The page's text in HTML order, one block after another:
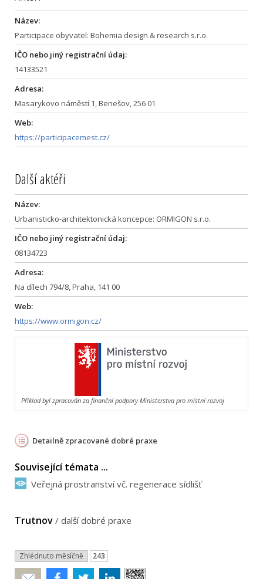
Název:
Participace obyvatel: Bohemia design & research s.r.o.
IČO nebo jiný registrační údaj:
14133521
Adresa:
Masarykovo náměstí 1, Benešov, 256 01
Web:
https://participacemest.cz/
Další aktéři
Název:
Urbanisticko-architektonická koncepce: ORMIGON s.r.o.
IČO nebo jiný registrační údaj:
08134723
Adresa:
Na dílech 794/8, Praha, 141 00
Web:
https://www.ormigon.cz/
Příklad byl zpracován za finanční podpory Ministerstva pro místní rozvoj
Detailně zpracované dobré praxe
Související témata ...
Veřejná prostranství vč. regenerace sídlišť
Trutnov / další dobré praxe
Zhlédnuto měsíčně 243